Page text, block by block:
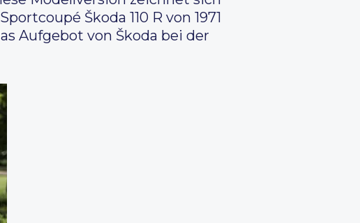
Škoda 110 R von 1971
Aufgebot von Škoda bei der